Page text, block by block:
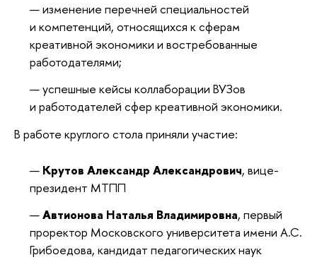
изменение перечней специальностей
и компетенций, относящихся к сферам
креативной экономики и востребованные
работодателями;
успешные кейсы коллаборации ВУЗов
и работодателей сфер креативной экономики.
В работе круглого стола приняли участие:
Крутов Александр Александрович, вице-
президент МТПП
Автионова Наталья Владимировна, первый
проректор Московского университета имени А.С.
Грибоедова, кандидат педагогических наук